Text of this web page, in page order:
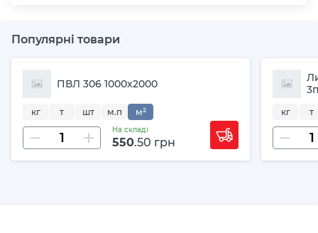
Популярні товари
ПВЛ 306 1000х2000
кг т шт м.п м²
На складі
550.50 грн
кг т